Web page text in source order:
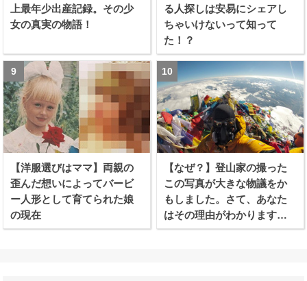
上最年少出産記録。その少
女の真実の物語！
る人探しは安易にシェアし
ちゃいけないって知って
た！？
【洋服選びはママ】両親の
歪んだ想いによってバービ
ー人形として育てられた娘
の現在
【なぜ？】登山家の撮った
この写真が大きな物議をか
もしました。さて、あなた
はその理由がわかります
か？